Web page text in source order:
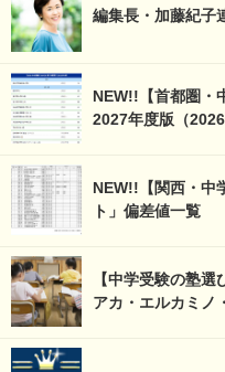
編集長・加藤紀子
NEW!!【首都圏・
2027年度版（2026
NEW!!【関西・中
ト」偏差値一覧
【中学受験の塾
アカ・エルカミノ